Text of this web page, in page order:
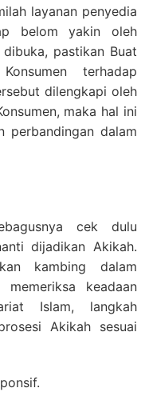
layanan penyedia
belom yakin oleh
pastikan Buat
terhadap
dilengkapi oleh
maka hal ini
perbandingan dalam
cek dulu
dijadikan Akikah.
kambing dalam
memeriksa keadaan
Islam, langkah
Akikah sesuai